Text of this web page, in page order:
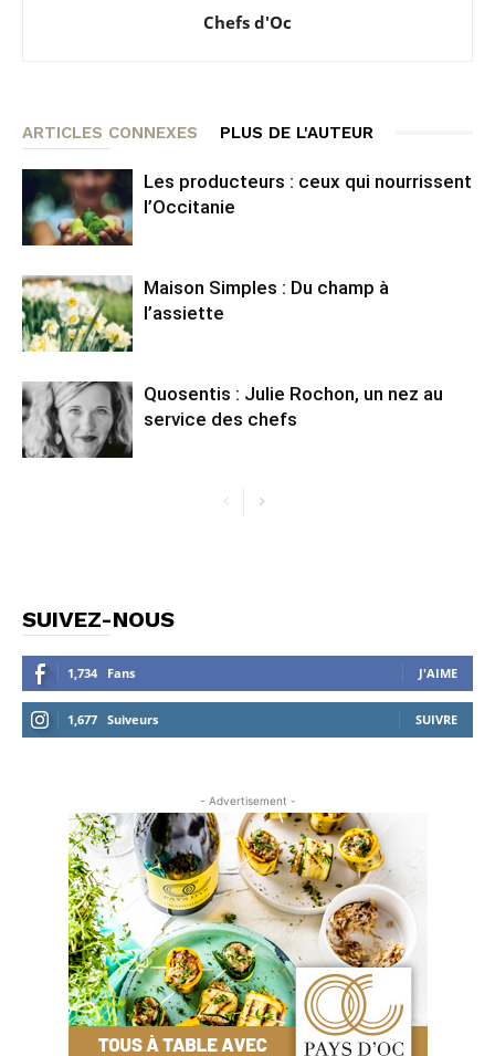
Chefs d'Oc
ARTICLES CONNEXES PLUS DE L'AUTEUR
Les producteurs : ceux qui nourrissent
l’Occitanie
Maison Simples : Du champ à
l’assiette
Quosentis : Julie Rochon, un nez au
service des chefs
SUIVEZ-NOUS
1,734 Fans J'AIME
1,677 Suiveurs SUIVRE
- Advertisement -